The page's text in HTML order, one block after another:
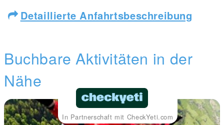
Detaillierte Anfahrtsbeschreibung
Buchbare Aktivitäten in der
Nähe
In Partnerschaft mit CheckYeti.com